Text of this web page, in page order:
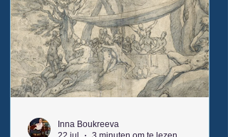
Inna Boukreeva